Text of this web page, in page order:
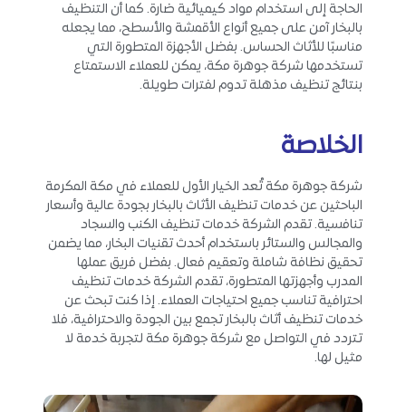
الحاجة إلى استخدام مواد كيميائية ضارة. كما أن التنظيف
بالبخار آمن على جميع أنواع الأقمشة والأسطح، مما يجعله
مناسبًا للأثاث الحساس. بفضل الأجهزة المتطورة التي
تستخدمها شركة جوهرة مكة، يمكن للعملاء الاستمتاع
بنتائج تنظيف مذهلة تدوم لفترات طويلة.
الخلاصة
شركة جوهرة مكة تُعد الخيار الأول للعملاء في مكة المكرمة
الباحثين عن خدمات تنظيف الأثاث بالبخار بجودة عالية وأسعار
تنافسية. تقدم الشركة خدمات تنظيف الكنب والسجاد
والمجالس والستائر باستخدام أحدث تقنيات البخار، مما يضمن
تحقيق نظافة شاملة وتعقيم فعال. بفضل فريق عملها
المدرب وأجهزتها المتطورة، تقدم الشركة خدمات تنظيف
احترافية تناسب جميع احتياجات العملاء. إذا كنت تبحث عن
خدمات تنظيف أثاث بالبخار تجمع بين الجودة والاحترافية، فلا
تتردد في التواصل مع شركة جوهرة مكة لتجربة خدمة لا
مثيل لها.